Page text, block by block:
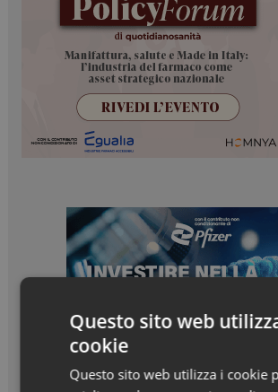
Questo sito web
cookie
Questo sito web utilizza i cookie